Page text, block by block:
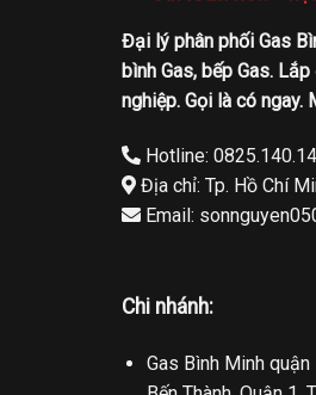
Đại lý phân phối Gas
bình Gas, bếp Gas.
nghiệp. Gọi là có ngay.
Hotline:
Địa chỉ: Tp. Hồ Chí
Email:
Chi nhánh:
Gas Bình Minh quận